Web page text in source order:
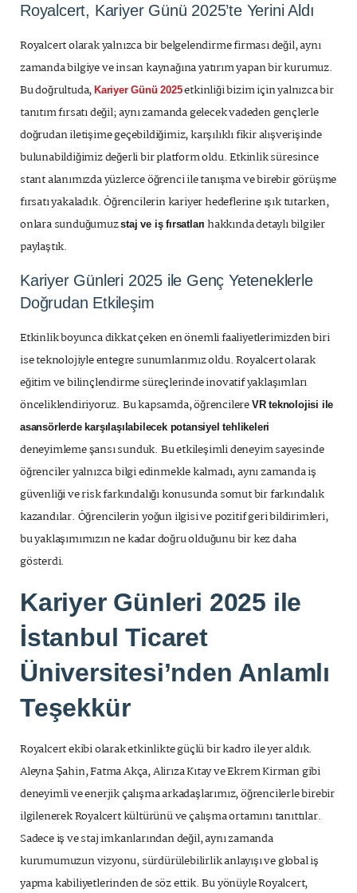
Royalcert, Kariyer Günü 2025’te Yerini Aldı
Royalcert olarak yalnızca bir belgelendirme firması değil, aynı
zamanda bilgiye ve insan kaynağına yatırım yapan bir kurumuz.
Bu doğrultuda, Kariyer Günü 2025etkinliği bizim için yalnızca bir
tanıtım fırsatı değil; aynı zamanda gelecek vadeden gençlerle
doğrudan iletişime geçebildiğimiz, karşılıklı fikir alışverişinde
bulunabildiğimiz değerli bir platform oldu. Etkinlik süresince
stant alanımızda yüzlerce öğrenci ile tanışma ve birebir görüşme
fırsatı yakaladık. Öğrencilerin kariyer hedeflerine ışık tutarken,
onlara sunduğumuzstaj ve iş fırsatları hakkında detaylı bilgiler
paylaştık.
Kariyer Günleri 2025 ile Genç Yeteneklerle
Doğrudan Etkileşim
Etkinlik boyunca dikkat çeken en önemli faaliyetlerimizden biri
ise teknolojiyle entegre sunumlarımız oldu. Royalcert olarak
eğitim ve bilinçlendirme süreçlerinde inovatif yaklaşımları
önceliklendiriyoruz. Bu kapsamda, öğrencilere VR teknolojisi ile
asansörlerde karşılaşılabilecek potansiyel tehlikeleri
deneyimleme şansı sunduk. Bu etkileşimli deneyim sayesinde
öğrenciler yalnızca bilgi edinmekle kalmadı, aynı zamanda iş
güvenliği ve risk farkındalığı konusunda somut bir farkındalık
kazandılar. Öğrencilerin yoğun ilgisi ve pozitif geri bildirimleri,
bu yaklaşımımızın ne kadar doğru olduğunu bir kez daha
gösterdi.
Kariyer Günleri 2025 ile
İstanbul Ticaret
Üniversitesi’nden Anlamlı
Teşekkür
Royalcert ekibi olarak etkinlikte güçlü bir kadro ile yer aldık.
Aleyna Şahin, Fatma Akça, Alirıza Kıtay ve Ekrem Kirman gibi
deneyimli ve enerjik çalışma arkadaşlarımız, öğrencilerle birebir
ilgilenerek Royalcert kültürünü ve çalışma ortamını tanıttılar.
Sadece iş ve staj imkanlarından değil, aynı zamanda
kurumumuzun vizyonu, sürdürülebilirlik anlayışı ve global iş
yapma kabiliyetlerinden de söz ettik. Bu yönüyle Royalcert,